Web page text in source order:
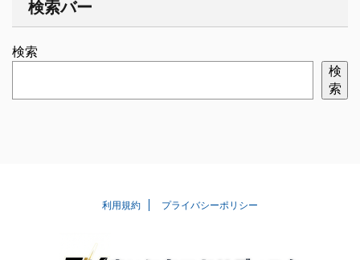
検索バー
検索
検
索
利用規約 プライバシーポリシー